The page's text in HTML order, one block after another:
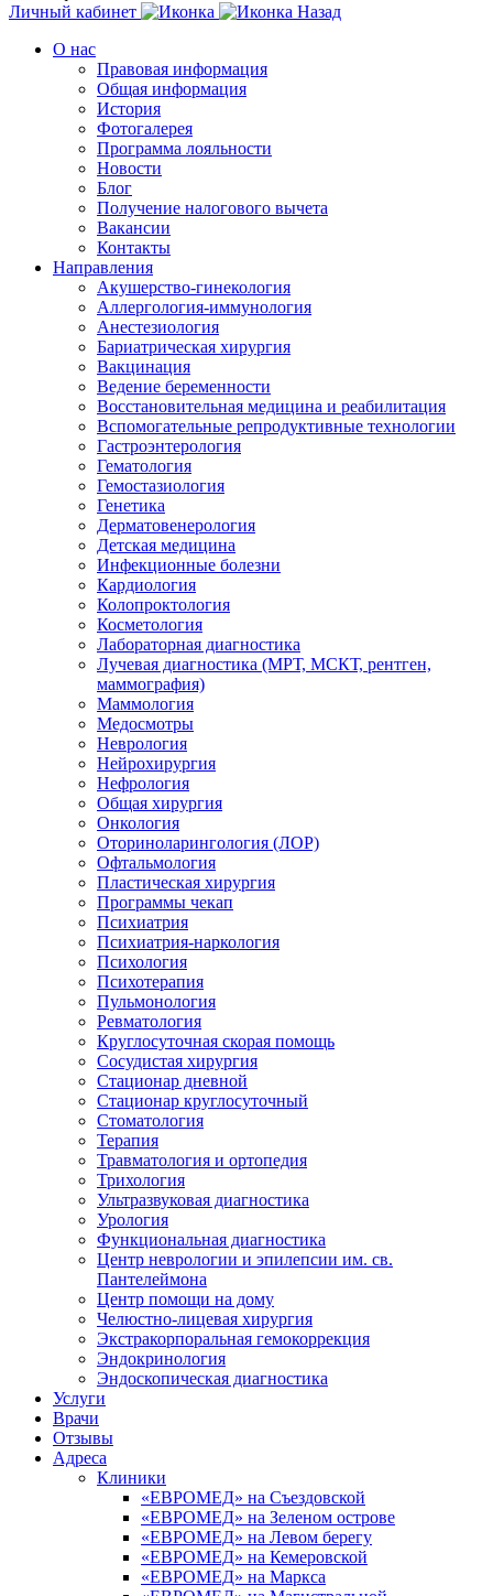
Личный кабинет
Назад
О нас
Правовая информация
Общая информация
История
Фотогалерея
Программа лояльности
Новости
Блог
Получение налогового вычета
Вакансии
Контакты
Направления
Акушерство-гинекология
Аллергология-иммунология
Анестезиология
Бариатрическая хирургия
Вакцинация
Ведение беременности
Восстановительная медицина и реабилитация
Вспомогательные репродуктивные технологии
Гастроэнтерология
Гематология
Гемостазиология
Генетика
Дерматовенерология
Детская медицина
Инфекционные болезни
Кардиология
Колопроктология
Косметология
Лабораторная диагностика
Лучевая диагностика (МРТ, МСКТ, рентген,
маммография)
Маммология
Медосмотры
Неврология
Нейрохирургия
Нефрология
Общая хирургия
Онкология
Оториноларингология (ЛОР)
Офтальмология
Пластическая хирургия
Программы чекап
Психиатрия
Психиатрия-наркология
Психология
Психотерапия
Пульмонология
Ревматология
Круглосуточная скорая помощь
Сосудистая хирургия
Стационар дневной
Стационар круглосуточный
Стоматология
Терапия
Травматология и ортопедия
Трихология
Ультразвуковая диагностика
Урология
Функциональная диагностика
Центр неврологии и эпилепсии им. св.
Пантелеймона
Центр помощи на дому
Челюстно-лицевая хирургия
Экстракорпоральная гемокоррекция
Эндокринология
Эндоскопическая диагностика
Услуги
Врачи
Отзывы
Адреса
Клиники
«ЕВРОМЕД» на Съездовской
«ЕВРОМЕД» на Зеленом острове
«ЕВРОМЕД» на Левом берегу
«ЕВРОМЕД» на Кемеровской
«ЕВРОМЕД» на Маркса